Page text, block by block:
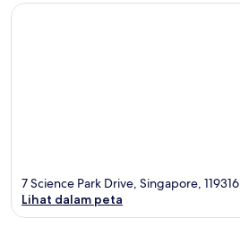
7 Science Park Drive, Singapore, 119316
Lihat dalam peta